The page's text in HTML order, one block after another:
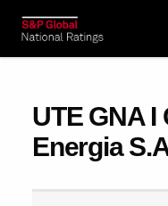
UTE GNA I
Energia